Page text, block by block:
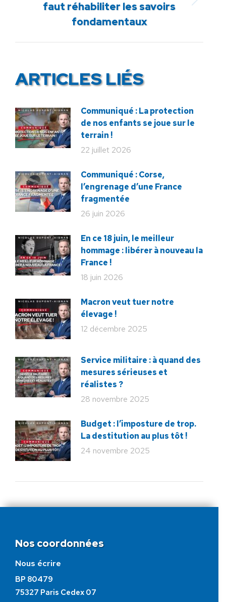
Article
suivant
:
faut réhabiliter les savoirs
fondamentaux
ARTICLES LIÉS
Communiqué : La protection
de nos enfants se joue sur le
terrain !
22 juillet 2026
Communiqué : Corse,
l’engrenage d’une France
fragmentée
26 juin 2026
En ce 18 juin, le meilleur
hommage : libérer à nouveau la
France !
18 juin 2026
Macron veut tuer notre
élevage !
12 décembre 2025
Service militaire : à quand des
mesures sérieuses et
réalistes ?
28 novembre 2025
Budget : l’imposture de trop.
La destitution au plus tôt !
24 novembre 2025
Nos coordonnées
Nous écrire
BP 80479
75327 Paris Cedex 07